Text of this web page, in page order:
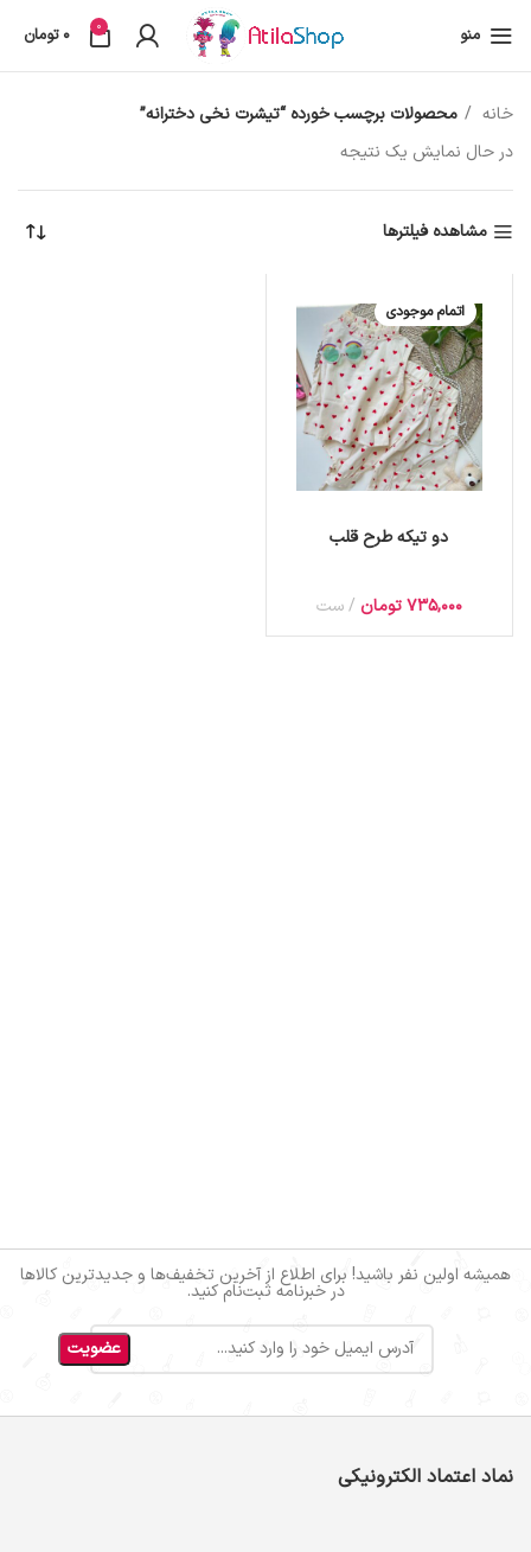
منو 0
0 تومان
خانه
محصولات برچسب خورده “تیشرت نخی دخترانه”
در حال نمایش یک نتیجه
مشاهده فیلترها
اتمام موجودی
دو تیکه طرح قلب
735,000 تومان ست
همیشه اولین نفر باشید! برای اطلاع از آخرین تخفیف‌ها و جدیدترین کالاها
در خبرنامه ثبت‌نام کنید.
نماد اعتماد الکترونیکی